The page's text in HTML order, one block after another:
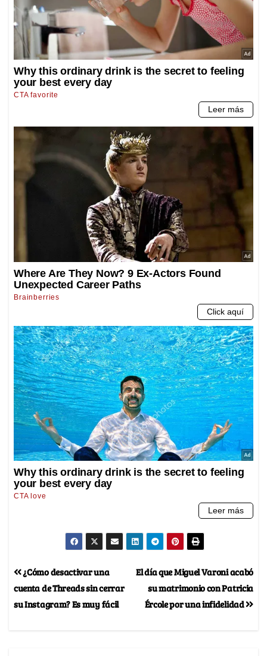
El día que Miguel Varoni acabó
su matrimonio con Patricia
Ércole por una infidelidad
¿Cómo desactivar una
cuenta de Threads sin cerrar
su Instagram? Es muy fácil